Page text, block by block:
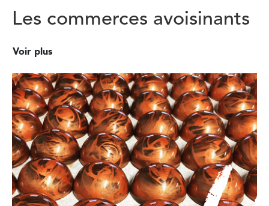
Les commerces avoisinants
Voir plus